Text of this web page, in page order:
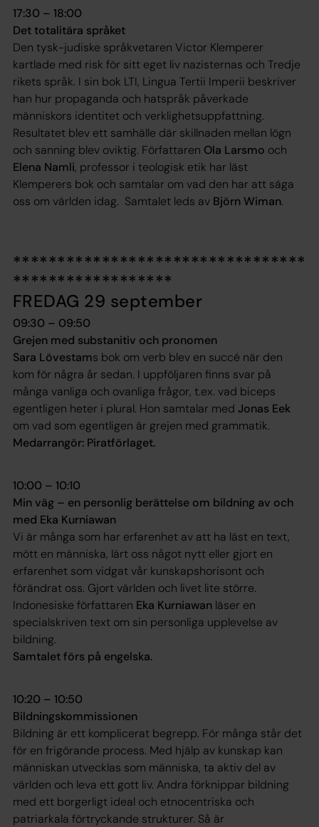
17:30 – 18:00
Det totalitära språket
Den tysk-judiske språkvetaren Victor Klemperer
kartlade med risk för sitt eget liv nazisternas och Tredje
rikets språk. I sin bok LTI, Lingua Tertii Imperii beskriver
han hur propaganda och hatspråk påverkade
människors identitet och verklighetsuppfattning.
Resultatet blev ett samhälle där skillnaden mellan lögn
och sanning blev oviktig. Författaren Ola Larsmo och
Elena Namli, professor i teologisk etik har läst
Klemperers bok och samtalar om vad den har att säga
oss om världen idag. Samtalet leds av Björn Wiman.
*********************************
******************
FREDAG 29 september
09:30 – 09:50
Grejen med substanitiv och pronomen
Sara Lövestams bok om verb blev en succé när den
kom för några år sedan. I uppföljaren finns svar på
många vanliga och ovanliga frågor, t.ex. vad biceps
egentligen heter i plural. Hon samtalar med Jonas Eek
om vad som egentligen är grejen med grammatik.
Medarrangör: Piratförlaget.
10:00 – 10:10
Min väg – en personlig berättelse om bildning av och
med Eka Kurniawan
Vi är många som har erfarenhet av att ha läst en text,
mött en människa, lärt oss något nytt eller gjort en
erfarenhet som vidgat vår kunskapshorisont och
förändrat oss. Gjort världen och livet lite större.
Indonesiske författaren Eka Kurniawan läser en
specialskriven text om sin personliga upplevelse av
bildning.
Samtalet förs på engelska.
10:20 – 10:50
Bildningskommissionen
Bildning är ett komplicerat begrepp. För många står det
för en frigörande process. Med hjälp av kunskap kan
människan utvecklas som människa, ta aktiv del av
världen och leva ett gott liv. Andra förknippar bildning
med ett borgerligt ideal och etnocentriska och
patriarkala förtryckande strukturer. Så är